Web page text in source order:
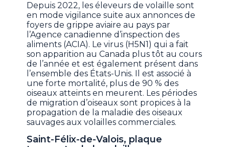
Depuis 2022, les éleveurs de volaille sont
en mode vigilance suite aux annonces de
foyers de grippe aviaire au pays par
l’Agence canadienne d’inspection des
aliments (ACIA). Le virus (H5N1) qui a fait
son apparition au Canada plus tôt au cours
de l’année et est également présent dans
l’ensemble des États-Unis. Il est associé à
une forte mortalité, plus de 90 % des
oiseaux atteints en meurent. Les périodes
de migration d’oiseaux sont propices à la
propagation de la maladie des oiseaux
sauvages aux volailles commerciales.
Saint-Félix-de-Valois, plaque